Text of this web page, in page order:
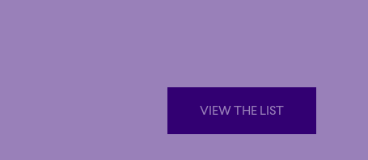
VIEW THE LIST
VIEW THE LIST